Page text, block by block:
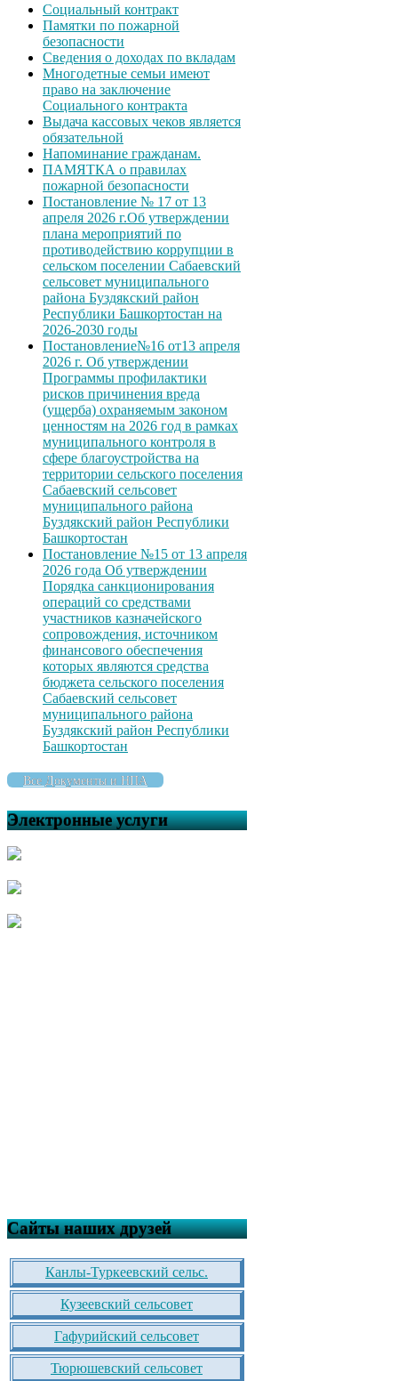
Социальный контракт
Памятки по пожарной
безопасности
Сведения о доходах по вкладам
Многодетные семьи имеют
право на заключение
Социального контракта
Выдача кассовых чеков является
обязательной
Напоминание гражданам.
ПАМЯТКА о правилах
пожарной безопасности
Постановление № 17 от 13
апреля 2026 г.Об утверждении
плана мероприятий по
противодействию коррупции в
сельском поселении Сабаевский
сельсовет муниципального
района Буздякский район
Республики Башкортостан на
2026-2030 годы
Постановление№16 от13 апреля
2026 г. Об утверждении
Программы профилактики
рисков причинения вреда
(ущерба) охраняемым законом
ценностям на 2026 год в рамках
муниципального контроля в
сфере благоустройства на
территории сельского поселения
Сабаевский сельсовет
муниципального района
Буздякский район Республики
Башкортостан
Постановление №15 от 13 апреля
2026 года Об утверждении
Порядка санкционирования
операций со средствами
участников казначейского
сопровождения, источником
финансового обеспечения
которых являются средства
бюджета сельского поселения
Сабаевский сельсовет
муниципального района
Буздякский район Республики
Башкортостан
Все Документы и НПА
Электронные услуги
Сайты наших друзей
Канлы-Туркеевский сельс.
Кузеевский сельсовет
Гафурийский сельсовет
Тюрюшевский сельсовет